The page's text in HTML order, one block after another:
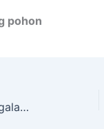
pohon
Jasa Potong Pohon Berpengalaman dengan Peralatan Lengkap Semanu